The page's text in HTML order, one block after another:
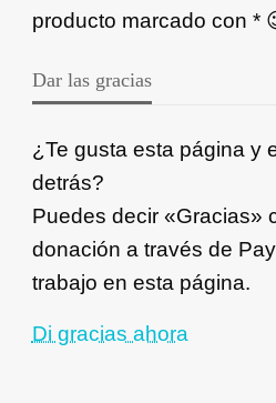
producto marcado con *
Dar las gracias
¿Te gusta esta página y
detrás?
Puedes decir «Gracias»
donación a través de
trabajo en esta página.
Di gracias ahora